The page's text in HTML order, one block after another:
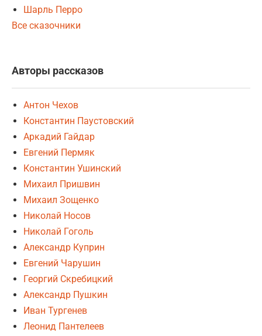
Шарль Перро
Все сказочники
Авторы рассказов
Антон Чехов
Константин Паустовский
Аркадий Гайдар
Евгений Пермяк
Константин Ушинский
Михаил Пришвин
Михаил Зощенко
Николай Носов
Николай Гоголь
Александр Куприн
Евгений Чарушин
Георгий Скребицкий
Александр Пушкин
Иван Тургенев
Леонид Пантелеев